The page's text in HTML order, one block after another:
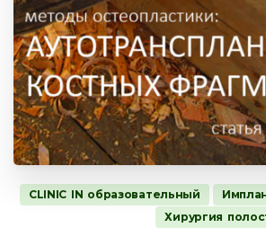
CLINIC IN образовательный
Хирургия